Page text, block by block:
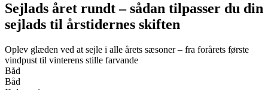
Sejlads året rundt – sådan tilpasser du din
sejlads til årstidernes skiften
Oplev glæden ved at sejle i alle årets sæsoner – fra forårets første
vindpust til vinterens stille farvande
Båd
Båd